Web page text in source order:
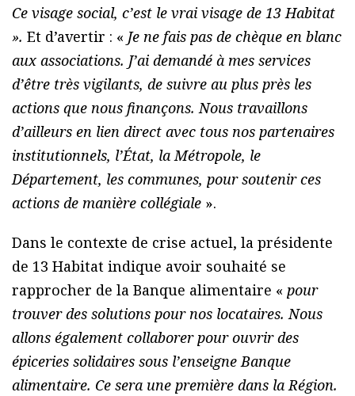
Ce visage social, c’est le vrai visage de 13 Habitat
». Et d’avertir : « Je ne fais pas de chèque en blanc
aux associations. J’ai demandé à mes services
d’être très vigilants, de suivre au plus près les
actions que nous finançons. Nous travaillons
d’ailleurs en lien direct avec tous nos partenaires
institutionnels, l’État, la Métropole, le
Département, les communes, pour soutenir ces
actions de manière collégiale ».
Dans le contexte de crise actuel, la présidente
de 13 Habitat indique avoir souhaité se
rapprocher de la Banque alimentaire « pour
trouver des solutions pour nos locataires. Nous
allons également collaborer pour ouvrir des
épiceries solidaires sous l’enseigne Banque
alimentaire. Ce sera une première dans la Région.